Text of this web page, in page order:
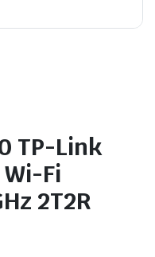
TP-Link
Fi
2T2R